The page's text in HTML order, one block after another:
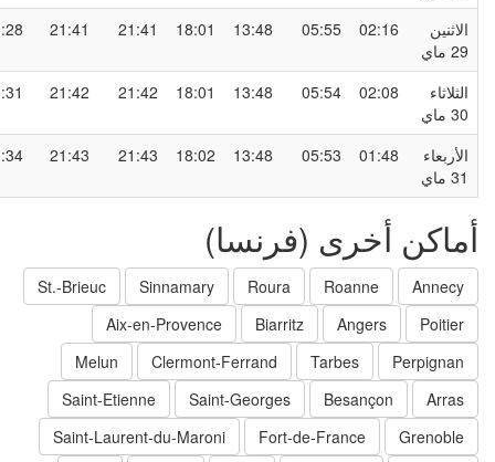
02:16
05:55
13:48
18:01
21:41
21:41
00:28
02:08
05:54
13:48
18:01
21:42
21:42
00:31
01:48
05:53
13:48
18:02
21:43
21:43
00:34
أخرى (فرنسا)
Annecy
Roanne
Roura
Sinnamary
St.-Brieuc
Poitier
Angers
Biarritz
Aix-en-Provence
Perpignan
Tarbes
Clermont-Ferrand
Melun
Arras
Besançon
Saint-Georges
Saint-Etienne
Grenoble
Fort-de-France
Saint-Laurent-du-Maroni